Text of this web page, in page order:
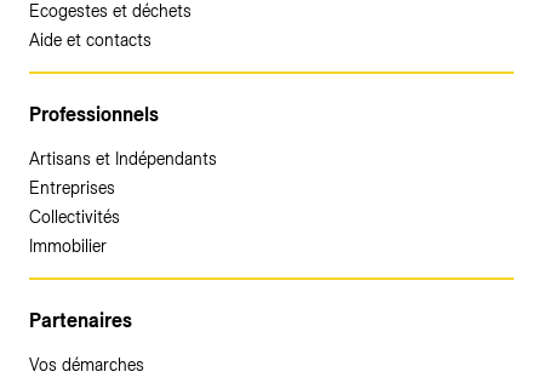
Ecogestes et déchets
Aide et contacts
Professionnels
Artisans et Indépendants
Entreprises
Collectivités
Immobilier
Partenaires
Vos démarches